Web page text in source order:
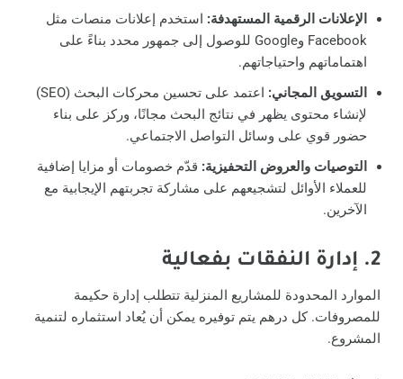
الإعلانات الرقمية المستهدفة: استخدم إعلانات منصات مثل
Facebook وGoogle للوصول إلى جمهور محدد بناءً على
اهتماماتهم واحتياجاتهم.
التسويق المجاني:
اعتمد على تحسين محركات البحث (SEO)
لإنشاء محتوى يظهر في نتائج البحث مجانًا، وركز على بناء
حضور قوي على وسائل التواصل الاجتماعي.
التوصيات والعروض التحفيزية: قدّم خصومات أو مزايا إضافية
للعملاء الأوائل لتشجيعهم على مشاركة تجربتهم الإيجابية مع
الآخرين.
2. إدارة النفقات بفعالية
الموارد المحدودة للمشاريع المنزلية تتطلب إدارة حكيمة
للمصروفات. كل درهم يتم توفيره يمكن أن يُعاد استثماره لتنمية
المشروع.